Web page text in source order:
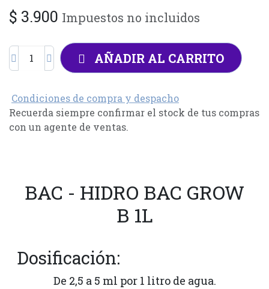
$ 3.900 Impuestos no incluidos
AÑADIR AL CARRITO
Condiciones de compra y despacho
Recuerda siempre confirmar el stock de tus compras
con un agente de ventas.
BAC - HIDRO BAC GROW
B 1L
Dosificación:
De 2,5 a 5 ml por 1 litro de agua.